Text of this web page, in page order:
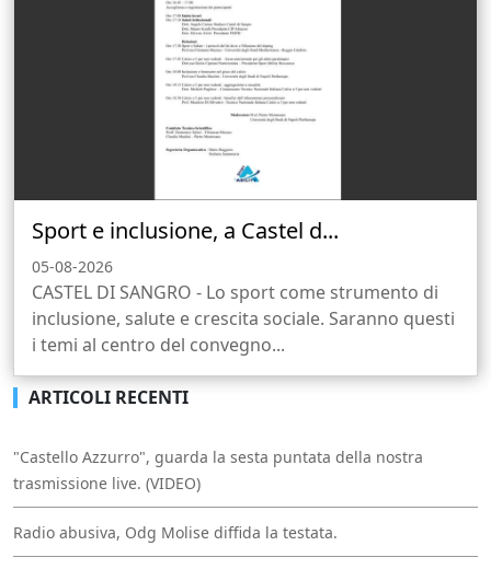
Sport e inclusione, a Castel d...
05-08-2026
CASTEL DI SANGRO - Lo sport come strumento di
inclusione, salute e crescita sociale. Saranno questi
i temi al centro del convegno...
ARTICOLI RECENTI
"Castello Azzurro", guarda la sesta puntata della nostra
trasmissione live. (VIDEO)
Radio abusiva, Odg Molise diffida la testata.